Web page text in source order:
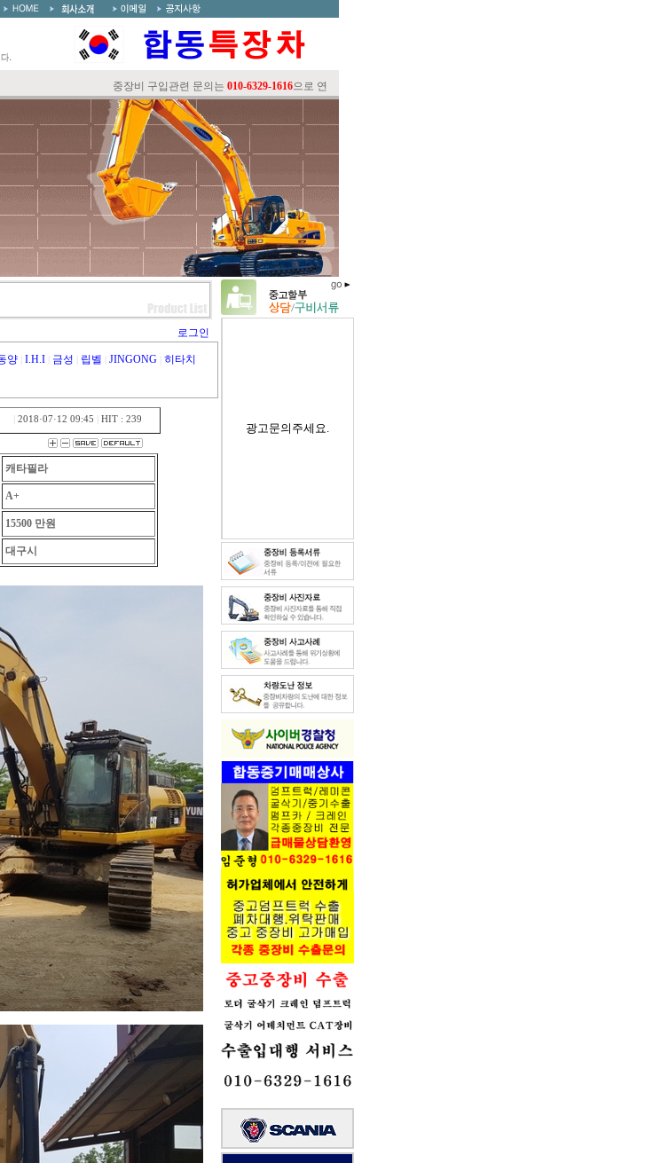
중장비 구입관련 문의는010-6329-1616으로 연락주시면 신속하게 처리하여 드리겠습니다. 항상 좋은제품으로 고객을
로그인
양 I.H.I 금성 립벨 JINGONG 히타치
2018·07·12 09:45 HIT : 239
캐타필라
A+
15500 만원
대구시
광고문의주세요.